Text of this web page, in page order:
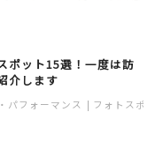
ポット15選！一度は訪
介します
パフォーマンス フォトスポッ